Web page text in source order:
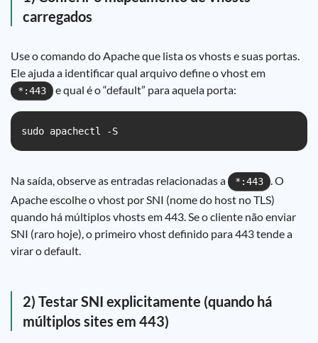
carregados
Use o comando do Apache que lista os vhosts e suas portas.
Ele ajuda a identificar qual arquivo define o vhost em
*:443 e qual é o “default” para aquela porta:
sudo apachectl -S
Na saída, observe as entradas relacionadas a *:443
. O
Apache escolhe o vhost por SNI (nome do host no TLS)
quando há múltiplos vhosts em 443. Se o cliente não enviar
SNI (raro hoje), o primeiro vhost definido para 443 tende a
virar o default.
2) Testar SNI explicitamente (quando há
múltiplos sites em 443)